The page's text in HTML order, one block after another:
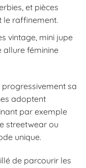
et pièces
le raffinement.
vintage, mini jupe
allure féminine
sa
adoptent
par exemple
streetwear ou
unique.
de parcourir les